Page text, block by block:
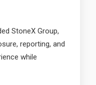
StoneX Group,
reporting, and
while